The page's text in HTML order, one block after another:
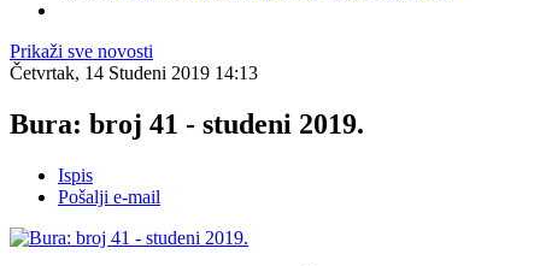
Prikaži sve novosti
Četvrtak, 14 Studeni 2019 14:13
Bura: broj 41 - studeni 2019.
Ispis
Pošalji e-mail